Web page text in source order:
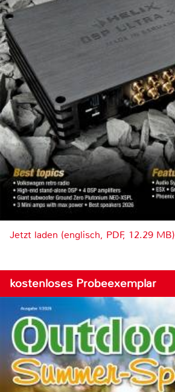
Jetzt laden (englisch, PDF, 12.29 MB)
kostenloses Probeexemplar